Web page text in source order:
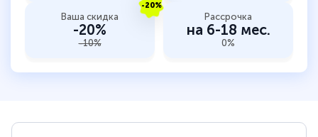
-20%
Ваша скидка
-20%
-10%
Рассрочка
на 6-18 мес.
0%